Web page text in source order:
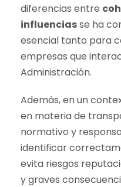
diferencias entre
influenciasse ha
esencial tanto para
empresas que
Administración.
Además, en un
en materia de
normativo y
identificar
evita riesgos
y graves